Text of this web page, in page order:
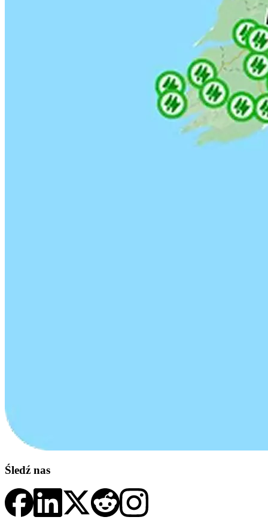
Śledź nas